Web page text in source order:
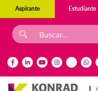
Aspirante Estudiante